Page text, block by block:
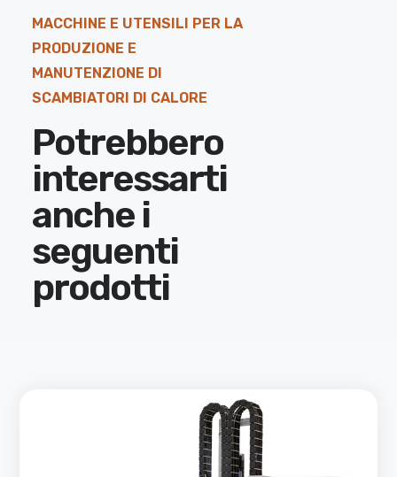
MACCHINE E UTENSILI PER LA
PRODUZIONE E
MANUTENZIONE DI
SCAMBIATORI DI CALORE
Potrebbero
interessarti
anche i
seguenti
prodotti